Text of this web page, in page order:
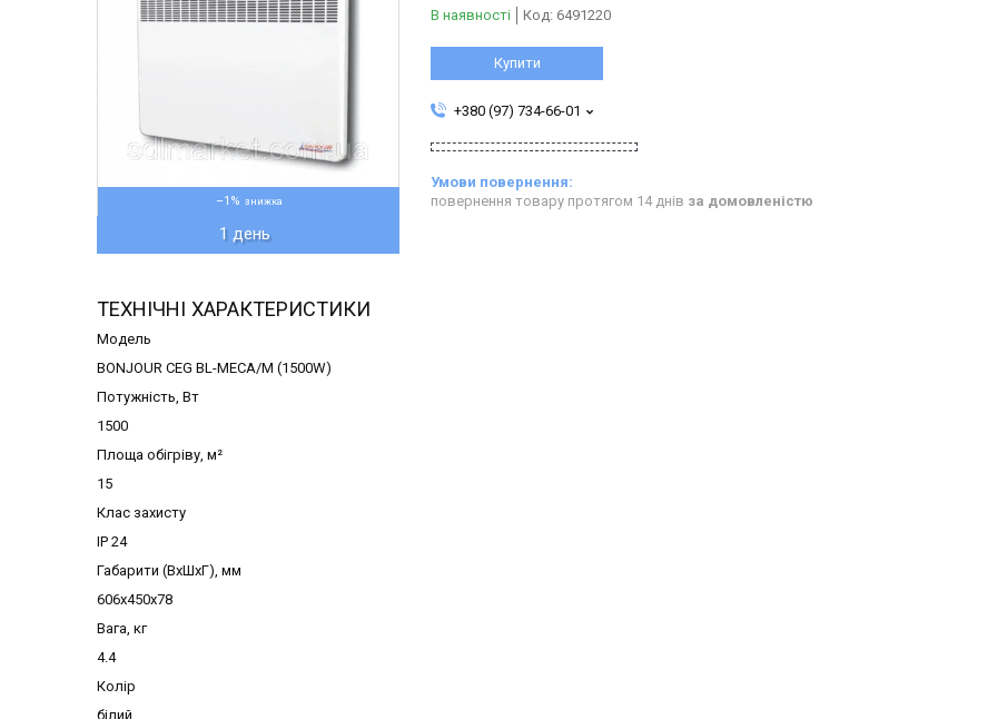
–1%
1 день
В наявності Код: 6491220
Купити
+380 (97) 734-66-01
повернення товару протягом 14 днів за домовленістю
ТЕХНІЧНІ ХАРАКТЕРИСТИКИ
Модель
BONJOUR CEG BL-MECA/M (1500W)
Потужність, Вт
1500
Площа обігріву, м²
15
Клас захисту
IP 24
Габарити (ВхШхГ), мм
606х450х78
Вага, кг
4.4
Колір
білий